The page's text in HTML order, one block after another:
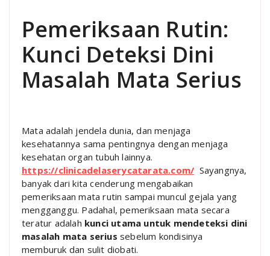
Pemeriksaan Rutin:
Kunci Deteksi Dini
Masalah Mata Serius
Mata adalah jendela dunia, dan menjaga
kesehatannya sama pentingnya dengan menjaga
kesehatan organ tubuh lainnya.
https://clinicadelaserycatarata.com/ Sayangnya,
banyak dari kita cenderung mengabaikan
pemeriksaan mata rutin sampai muncul gejala yang
mengganggu. Padahal, pemeriksaan mata secara
teratur adalah kunci utama untuk mendeteksi dini
masalah mata serius sebelum kondisinya
memburuk dan sulit diobati.